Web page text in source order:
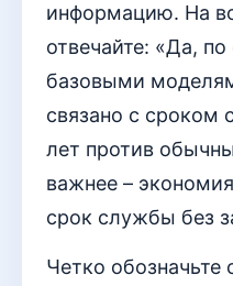
информацию. На
отвечайте: «Да,
базовыми
связано с сроком
лет против
важнее –
срок службы без
Четко